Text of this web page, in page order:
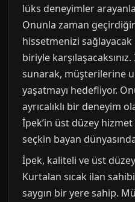
lüks deneyimler
Onunla zaman
hissetmenizi
biriyle
sunarak, müşterilerine
yaşatmayı hedefliyor.
ayrıcalıklı bir deneyim
İpek’in üst düzey hizmet
seçkin bayan
İpek, kaliteli ve üst
Kurtalan sıcak ilan
saygın bir yere sahip.